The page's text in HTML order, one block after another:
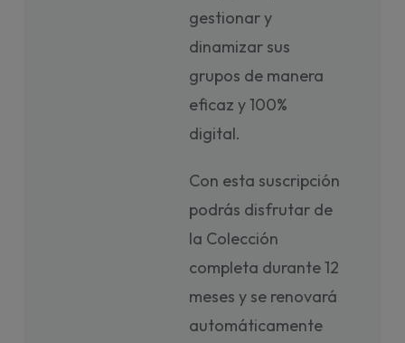
gestionar y
dinamizar sus
grupos de manera
eficaz y 100%
digital.
Con esta suscripción
podrás disfrutar de
la Colección
completa durante 12
meses y se renovará
automáticamente